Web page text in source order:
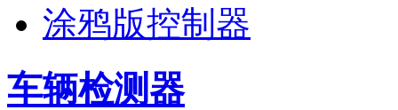
涂鸦版控制器
车辆检测器